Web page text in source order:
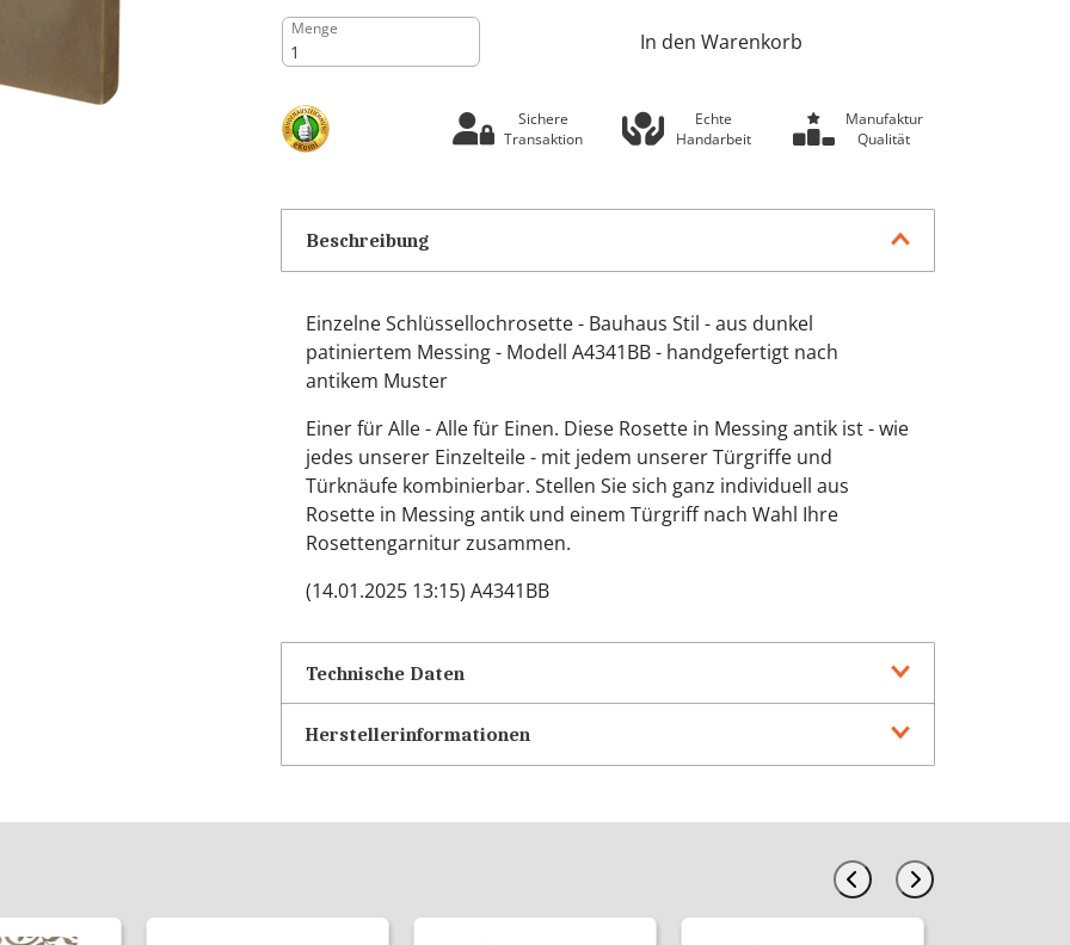
Menge
In den Warenkorb
Sichere
Transaktion
Echte
Handarbeit
Manufaktur
Qualität
Beschreibung
Einzelne Schlüssellochrosette - Bauhaus Stil - aus dunkel
patiniertem Messing - Modell A4341BB - handgefertigt nach
antikem Muster
Einer für Alle - Alle für Einen. Diese Rosette in Messing antik ist - wie
jedes unserer Einzelteile - mit jedem unserer Türgriffe und
Türknäufe kombinierbar. Stellen Sie sich ganz individuell aus
Rosette in Messing antik und einem Türgriff nach Wahl Ihre
Rosettengarnitur zusammen.
(14.01.2025 13:15) A4341BB
Technische Daten
Herstellerinformationen